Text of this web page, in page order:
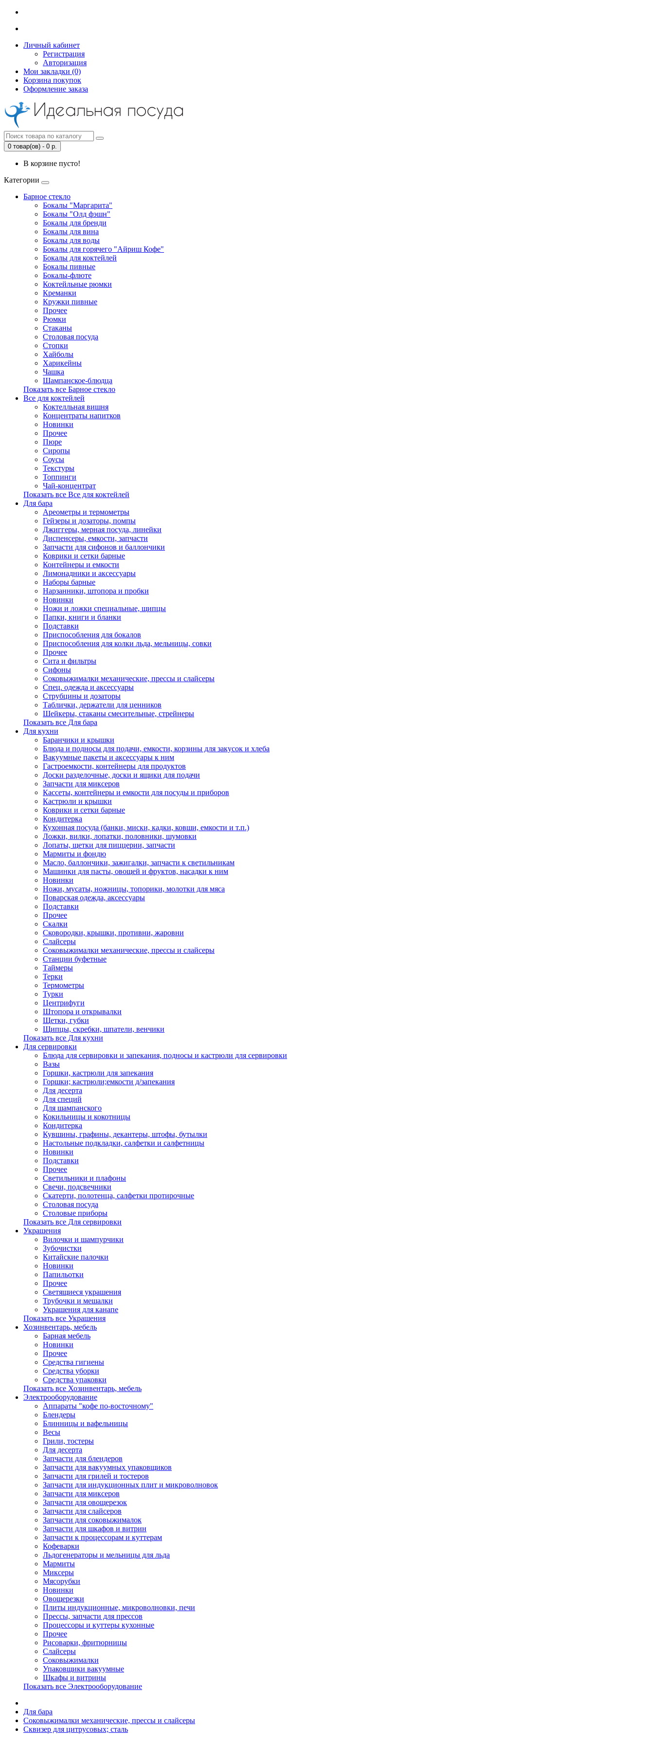
Личный кабинет
Регистрация
Авторизация
Мои закладки (0)
Корзина покупок
Оформление заказа
0 товар(ов) - 0 р.
В корзине пусто!
Категории
Барное стекло
Бокалы "Маргарита"
Бокалы "Олд фэшн"
Бокалы для бренди
Бокалы для вина
Бокалы для воды
Бокалы для горячего "Айриш Кофе"
Бокалы для коктейлей
Бокалы пивные
Бокалы-флюте
Коктейльные рюмки
Креманки
Кружки пивные
Прочее
Рюмки
Стаканы
Столовая посуда
Стопки
Хайболы
Харикейны
Чашка
Шампанское-блюдца
Показать все Барное стекло
Все для коктейлей
Коктелльная вишня
Концентраты напитков
Новинки
Прочее
Пюре
Сиропы
Соусы
Текстуры
Топпинги
Чай-концентрат
Показать все Все для коктейлей
Для бара
Ареометры и термометры
Гейзеры и дозаторы, помпы
Джиггеры, мерная посуда, линейки
Диспенсеры, емкости, запчасти
Запчасти для сифонов и баллончики
Коврики и сетки барные
Контейнеры и емкости
Лимонадники и аксессуары
Наборы барные
Нарзанники, штопора и пробки
Новинки
Ножи и ложки специальные, щипцы
Папки, книги и бланки
Подставки
Приспособления для бокалов
Приспособления для колки льда, мельницы, совки
Прочее
Сита и фильтры
Сифоны
Соковыжималки механические, прессы и слайсеры
Спец. одежда и аксессуары
Струбцины и дозаторы
Таблички, держатели для ценников
Шейкеры, стаканы смесительные, стрейнеры
Показать все Для бара
Для кухни
Баранчики и крышки
Блюда и подносы для подачи, емкости, корзины для закусок и хлеба
Вакуумные пакеты и аксессуары к ним
Гастроемкости, контейнеры для продуктов
Доски разделочные, доски и ящики для подачи
Запчасти для миксеров
Кассеты, контейнеры и емкости для посуды и приборов
Кастрюли и крышки
Коврики и сетки барные
Кондитерка
Кухонная посуда (банки, миски, кадки, ковши, емкости и т.п.)
Ложки, вилки, лопатки, половники, шумовки
Лопаты, щетки для пиццерии, запчасти
Мармиты и фондю
Масло, баллончики, зажигалки, запчасти к светильникам
Машинки для пасты, овощей и фруктов, насадки к ним
Новинки
Ножи, мусаты, ножницы, топорики, молотки для мяса
Поварская одежда, аксессуары
Подставки
Прочее
Скалки
Сковородки, крышки, противни, жаровни
Слайсеры
Соковыжималки механические, прессы и слайсеры
Станции буфетные
Таймеры
Терки
Термометры
Турки
Центрифуги
Штопора и открывалки
Щетки, губки
Щипцы, скребки, шпатели, венчики
Показать все Для кухни
Для сервировки
Блюда для сервировки и запекания, подносы и кастрюли для сервировки
Вазы
Горшки, кастрюли для запекания
Горшки; кастрюли;емкости д/запекания
Для десерта
Для специй
Для шампанского
Кокильницы и кокотницы
Кондитерка
Кувшины, графины, декантеры, штофы, бутылки
Настольные подкладки, салфетки и салфетницы
Новинки
Подставки
Прочее
Светильники и плафоны
Свечи, подсвечники
Скатерти, полотенца, салфетки протирочные
Столовая посуда
Столовые приборы
Показать все Для сервировки
Украшения
Вилочки и шампурчики
Зубочистки
Китайские палочки
Новинки
Папильотки
Прочее
Светящиеся украшения
Трубочки и мешалки
Украшения для канапе
Показать все Украшения
Хозинвентарь, мебель
Барная мебель
Новинки
Прочее
Средства гигиены
Средства уборки
Средства упаковки
Показать все Хозинвентарь, мебель
Электрооборудование
Аппараты "кофе по-восточному"
Блендеры
Блинницы и вафельницы
Весы
Грили, тостеры
Для десерта
Запчасти для блендеров
Запчасти для вакуумных упаковщиков
Запчасти для грилей и тостеров
Запчасти для индукционных плит и микроволновок
Запчасти для миксеров
Запчасти для овощерезок
Запчасти для слайсеров
Запчасти для соковыжималок
Запчасти для шкафов и витрин
Запчасти к процессорам и куттерам
Кофеварки
Льдогенераторы и мельницы для льда
Мармиты
Миксеры
Мясорубки
Новинки
Овощерезки
Плиты индукционные, микроволновки, печи
Прессы, запчасти для прессов
Процессоры и куттеры кухонные
Прочее
Рисоварки, фритюрницы
Слайсеры
Соковыжималки
Упаковщики вакуумные
Шкафы и витрины
Показать все Электрооборудование
Для бара
Соковыжималки механические, прессы и слайсеры
Сквизер для цитрусовых; сталь